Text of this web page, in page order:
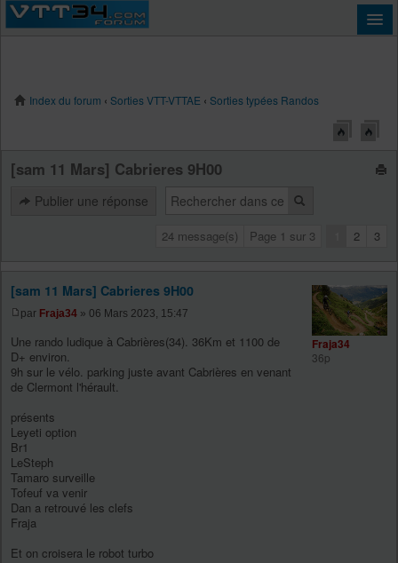
Index du forum ‹ Sorties VTT-VTTAE ‹ Sorties typées Randos
[sam 11 Mars] Cabrieres 9H00
Publier une réponse
24 message(s) Page 1 sur 3 2 3
[sam 11 Mars] Cabrieres 9H00
par Fraja34 » 06 Mars 2023, 15:47
Une rando ludique à Cabrières(34). 36Km et 1100 de
D+ environ.
9h sur le vélo. parking juste avant Cabrières en venant
de Clermont l'hérault.
présents
Leyeti option
Br1
LeSteph
Tamaro surveille
Tofeuf va venir
Dan a retrouvé les clefs
Fraja
Et on croisera le robot turbo
Fraja34
36p